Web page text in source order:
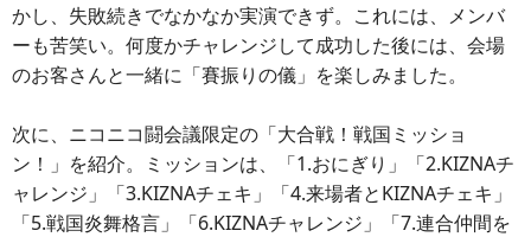
かし、失敗続きでなかなか実演できず。これには、メンバ
ーも苦笑い。何度かチャレンジして成功した後には、会場
のお客さんと一緒に「賽振りの儀」を楽しみました。
次に、ニコニコ闘会議限定の「大合戦！戦国ミッショ
ン！」を紹介。ミッションは、「1.おにぎり」「2.KIZNAチ
ャレンジ」「3.KIZNAチェキ」「4.来場者とKIZNAチェキ」
「5.戦国炎舞格言」「6.KIZNAチャレンジ」「7.連合仲間を